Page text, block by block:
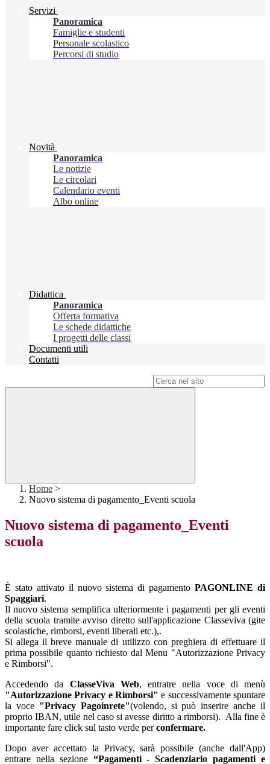
Servizi
Panoramica
Famiglie e studenti
Personale scolastico
Percorsi di studio
Novità
Panoramica
Le notizie
Le circolari
Calendario eventi
Albo online
Didattica
Panoramica
Offerta formativa
Le schede didattiche
I progetti delle classi
Documenti utili
Contatti
Home >
Nuovo sistema di pagamento_Eventi scuola
Nuovo sistema di pagamento_Eventi
scuola
È stato attivato il nuovo sistema di pagamentoPAGONLINE di
Spaggiari.
Il nuovo sistema semplifica ulteriormente i pagamenti per gli eventi
della scuola tramite avviso diretto sull'applicazione Classeviva (gite
scolastiche, rimborsi, eventi liberali etc.),.
Si allega il breve manuale di utilizzo con preghiera di effettuare il
prima possibile quanto richiesto dal Menu "Autorizzazione Privacy
e Rimborsi".
Accedendo da ClasseViva Web, entratre nella voce di menù
"Autorizzazione Privacy e Rimborsi" e successivamente spuntare
la voce "Privacy Pagoinrete"(volendo, si può inserire anche il
proprio IBAN, utile nel caso si avesse diritto a rimborsi). Alla fine è
importante fare click sul tasto verde perconfermare.
Dopo aver accettato la Privacy, sarà possibile (anche dall'App)
entrare nella sezione “Pagamenti - Scadenziario pagamenti e